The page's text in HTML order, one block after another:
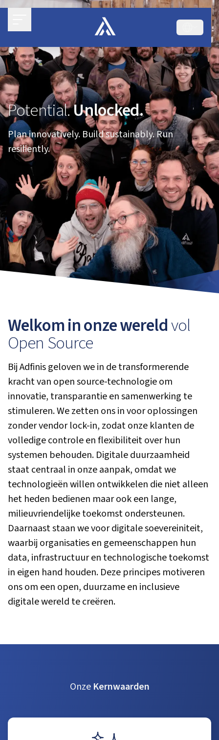
Potential.Unlocked.
Plan innovatively. Build sustainably. Run
resiliently.
Welkom in onze wereldvol
Open Source
Bij Adfinis geloven we in de transformerende
kracht van open source-technologie om
innovatie, transparantie en samenwerking te
stimuleren. We zetten ons in voor oplossingen
zonder vendor lock-in, zodat onze klanten de
volledige controle en flexibiliteit over hun
systemen behouden. Digitale duurzaamheid
staat centraal in onze aanpak, omdat we
technologieën willen ontwikkelen die niet alleen
het heden bedienen maar ook een lange,
milieuvriendelijke toekomst ondersteunen.
Daarnaast staan we voor digitale soevereiniteit,
waarbij organisaties en gemeenschappen hun
data, infrastructuur en technologische toekomst
in eigen hand houden. Deze principes motiveren
ons om een open, duurzame en inclusieve
digitale wereld te creëren.
Onze Kernwaarden